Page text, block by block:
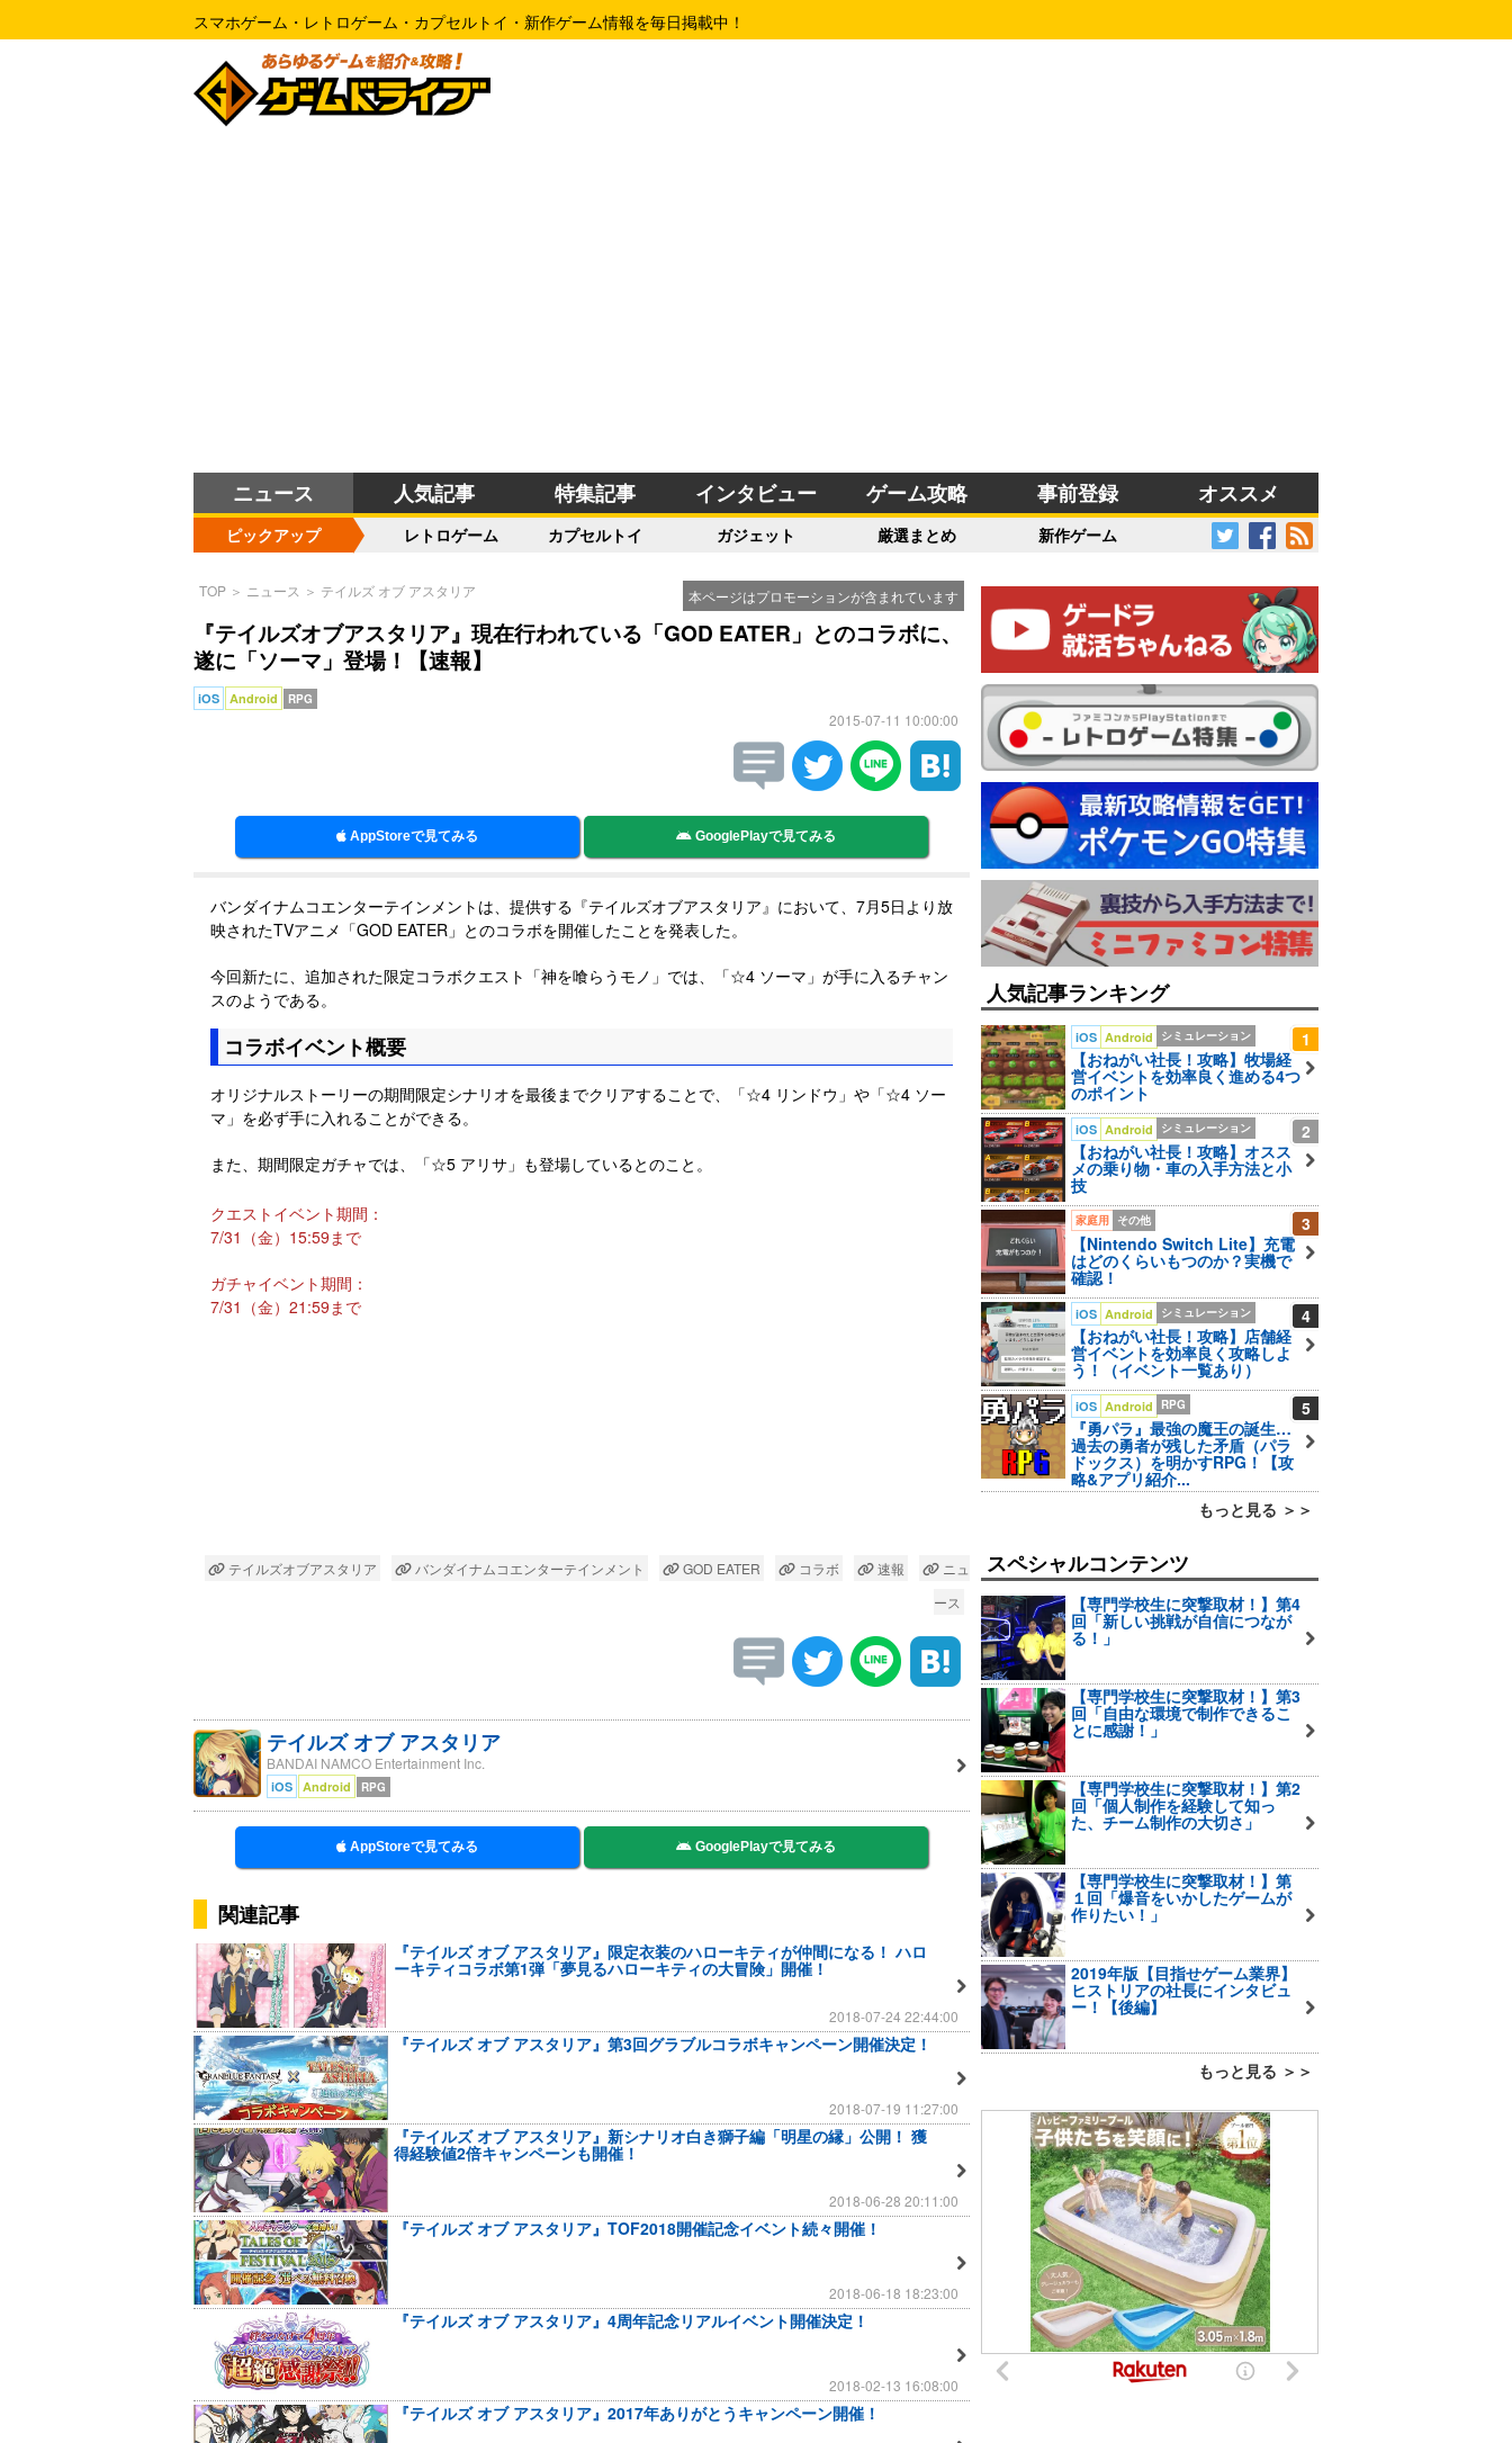
スマホゲーム・レトロゲーム・カプセルトイ・新作ゲーム情報を毎日掲載中！
ニュース 人気記事 特集記事 インタビュー ゲーム攻略 事前登録 オススメ
ピックアップ レトロゲーム カプセルトイ ガジェット 厳選まとめ 新作ゲーム
本ページはプロモーションが含まれています
TOP ＞ ニュース ＞ テイルズ オブ アスタリア
『テイルズオブアスタリア』現在行われている「GOD EATER」とのコラボに、
遂に「ソーマ」登場！【速報】
iOS Android RPG
2015-07-11 10:00:00
AppStoreで見てみる GooglePlayで見てみる
バンダイナムコエンターテインメントは、提供する『テイルズオブアスタリア』において、7月5日より放
映されたTVアニメ「GOD EATER」とのコラボを開催したことを発表した。
今回新たに、追加された限定コラボクエスト「神を喰らうモノ」では、「☆4 ソーマ」が手に入るチャン
スのようである。
コラボイベント概要
オリジナルストーリーの期間限定シナリオを最後までクリアすることで、「☆4 リンドウ」や「☆4 ソー
マ」を必ず手に入れることができる。
また、期間限定ガチャでは、「☆5 アリサ」も登場しているとのこと。
クエストイベント期間：
7/31（金）15:59まで
ガチャイベント期間：
7/31（金）21:59まで
テイルズオブアスタリア バンダイナムコエンターテインメント GOD EATER コラボ 速報
ニュ
ース
テイルズ オブ アスタリア
BANDAI NAMCO Entertainment Inc.
iOS Android RPG
AppStoreで見てみる GooglePlayで見てみる
関連記事
『テイルズ オブ アスタリア』限定衣装のハローキティが仲間になる！ ハロ
ーキティコラボ第1弾「夢見るハローキティの大冒険」開催！
2018-07-24 22:44:00
『テイルズ オブ アスタリア』第3回グラブルコラボキャンペーン開催決定！
2018-07-19 11:27:00
『テイルズ オブ アスタリア』新シナリオ白き獅子編「明星の縁」公開！ 獲
得経験値2倍キャンペーンも開催！
2018-06-28 20:11:00
『テイルズ オブ アスタリア』TOF2018開催記念イベント続々開催！
2018-06-18 18:23:00
『テイルズ オブ アスタリア』4周年記念リアルイベント開催決定！
2018-02-13 16:08:00
『テイルズ オブ アスタリア』2017年ありがとうキャンペーン開催！
人気記事ランキング
1
iOS Android シミュレーション
【おねがい社長！攻略】牧場経
営イベントを効率良く進める4つ
のポイント
2
iOS Android シミュレーション
【おねがい社長！攻略】オスス
メの乗り物・車の入手方法と小
技
3
家庭用 その他
【Nintendo Switch Lite】充電
はどのくらいもつのか？実機で
確認！
4
iOS Android シミュレーション
【おねがい社長！攻略】店舗経
営イベントを効率良く攻略しよ
う！（イベント一覧あり）
5
iOS Android RPG
『勇パラ』最強の魔王の誕生…
過去の勇者が残した矛盾（パラ
ドックス）を明かすRPG！【攻
略&アプリ紹介...
もっと見る ＞＞
スペシャルコンテンツ
【専門学校生に突撃取材！】第4
回「新しい挑戦が自信につなが
る！」
【専門学校生に突撃取材！】第3
回「自由な環境で制作できるこ
とに感謝！」
【専門学校生に突撃取材！】第2
回「個人制作を経験して知っ
た、チーム制作の大切さ」
【専門学校生に突撃取材！】第
１回「爆音をいかしたゲームが
作りたい！」
2019年版【目指せゲーム業界】
ヒストリアの社長にインタビュ
ー！【後編】
もっと見る ＞＞